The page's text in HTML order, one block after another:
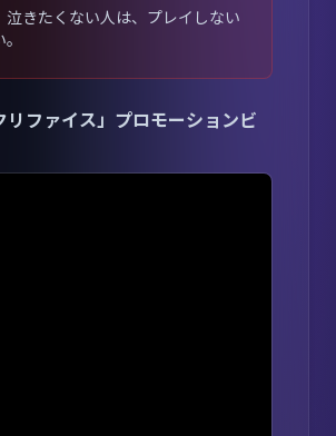
泣きたくない人は、プレイしない
リファイス」プロモーションビ